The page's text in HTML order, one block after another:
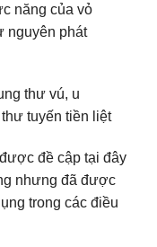
năng của vỏ
nguyên phát
thư vú, u
tuyến tiền liệt
đề cập tại đây
nhưng đã được
trong các điều